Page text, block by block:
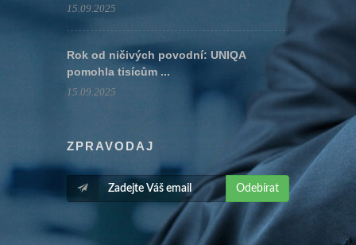
15.09.2025
Rok od ničivých povodní: UNIQA
pomohla tisícům ...
15.09.2025
ZPRAVODAJ
Odebírat